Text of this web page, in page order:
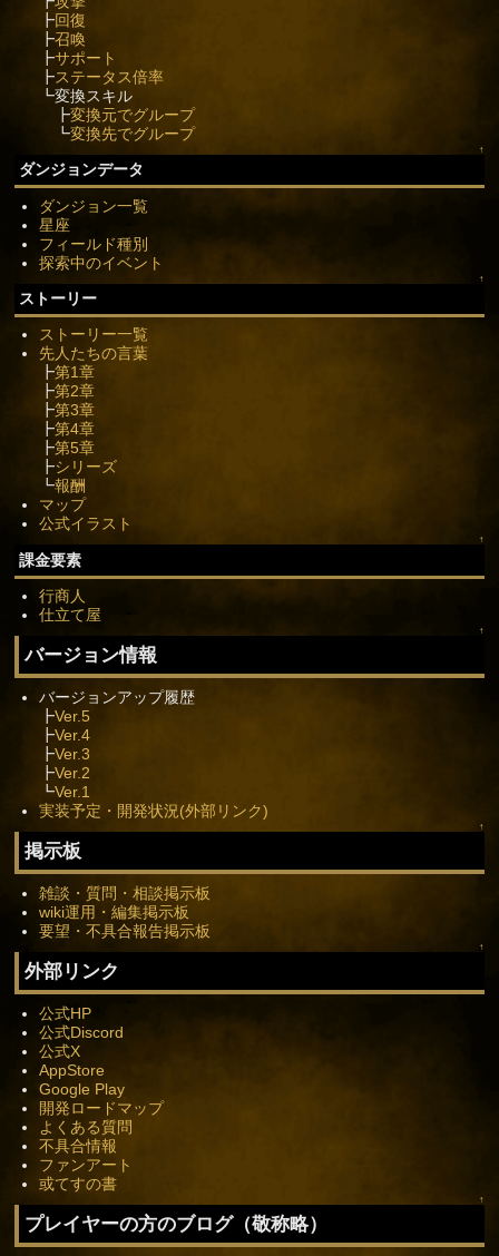
┣回復
┣召喚
┣サポート
┣ステータス倍率
┗変換スキル
┣変換元でグループ
┗変換先でグループ
↑
ダンジョンデータ
ダンジョン一覧
星座
フィールド種別
探索中のイベント
↑
ストーリー
ストーリー一覧
先人たちの言葉
┣第1章
┣第2章
┣第3章
┣第4章
┣第5章
┣シリーズ
┗報酬
マップ
公式イラスト
↑
課金要素
行商人
仕立て屋
↑
バージョン情報
バージョンアップ履歴
┣Ver.5
┣Ver.4
┣Ver.3
┣Ver.2
┗Ver.1
実装予定・開発状況(外部リンク)
↑
掲示板
雑談・質問・相談掲示板
wiki運用・編集掲示板
要望・不具合報告掲示板
↑
外部リンク
公式HP
公式Discord
公式X
AppStore
Google Play
開発ロードマップ
よくある質問
不具合情報
ファンアート
或てすの書
↑
プレイヤーの方のブログ（敬称略）